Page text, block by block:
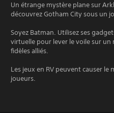
Un étrange mystère plane sur
découvrez Gotham City sous un
Soyez Batman. Utilisez ses
virtuelle pour lever le voile sur un
fidèles alliés.
Les jeux en RV peuvent causer
joueurs.